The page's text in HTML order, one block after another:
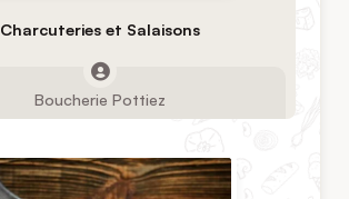
Charcuteries et Salaisons
Boucherie Pottiez